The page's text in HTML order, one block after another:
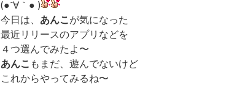
(●´∀｀● )
今日は、 あんこが気になった
最近リリースのアプリなどを
４つ選んでみたよ〜
あんこ もまだ、遊んでないけど
これからやってみるね〜